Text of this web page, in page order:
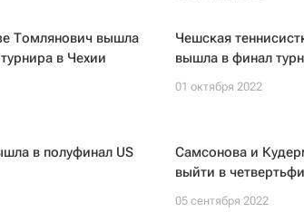
Томлянович вышла
в Чехии
Чешская
вышла в финал
01 октября 2022
в полуфинал US
Самсонова и
выйти в
05 сентября 2022